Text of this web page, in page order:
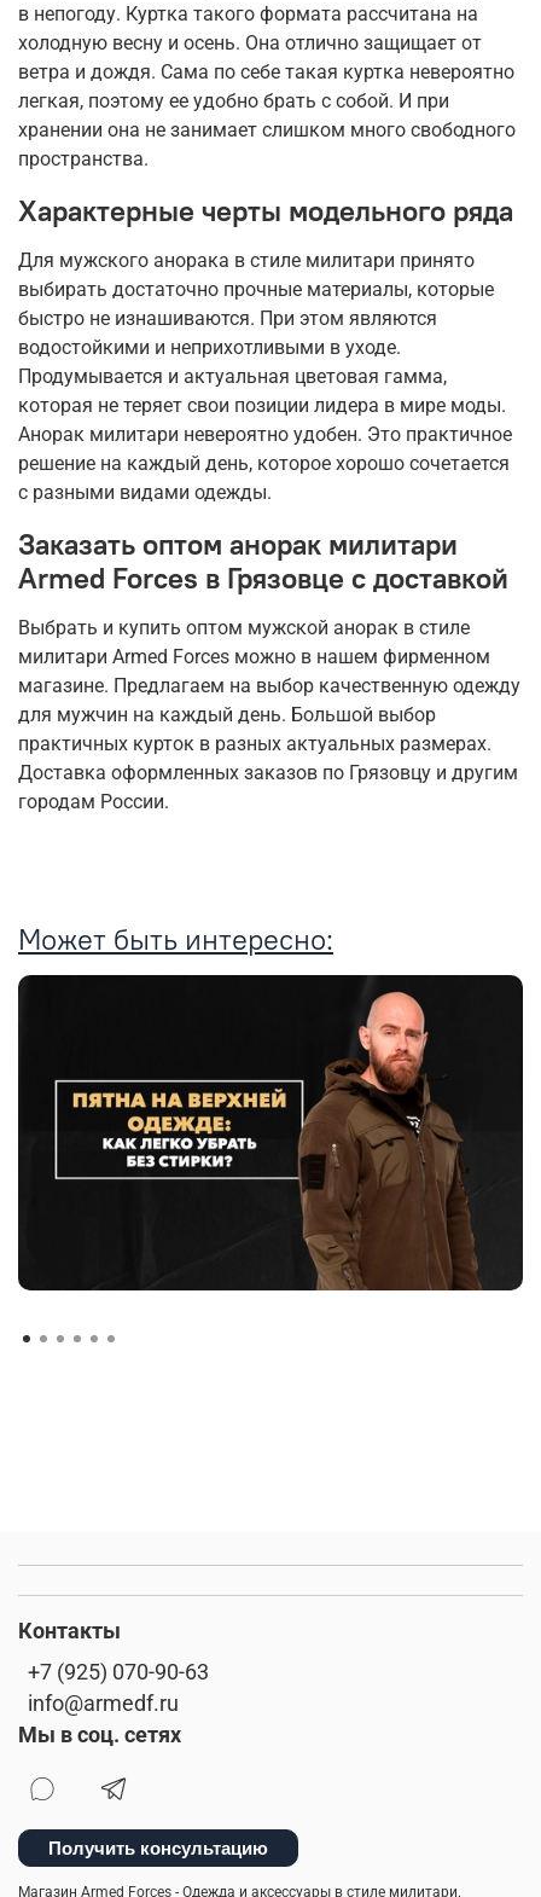
в непогоду. Куртка такого формата рассчитана на
холодную весну и осень. Она отлично защищает от
ветра и дождя. Сама по себе такая куртка невероятно
легкая, поэтому ее удобно брать с собой. И при
хранении она не занимает слишком много свободного
пространства.
Характерные черты модельного ряда
Для мужского анорака в стиле милитари принято
выбирать достаточно прочные материалы, которые
быстро не изнашиваются. При этом являются
водостойкими и неприхотливыми в уходе.
Продумывается и актуальная цветовая гамма,
которая не теряет свои позиции лидера в мире моды.
Анорак милитари невероятно удобен. Это практичное
решение на каждый день, которое хорошо сочетается
с разными видами одежды.
Заказать оптом анорак милитари
Armed Forces в Грязовце с доставкой
Выбрать и купить оптом мужской анорак в стиле
милитари Armed Forces можно в нашем фирменном
магазине. Предлагаем на выбор качественную одежду
для мужчин на каждый день. Большой выбор
практичных курток в разных актуальных размерах.
Доставка оформленных заказов по Грязовцу и другим
городам России.
Может быть интересно:
Контакты
+7 (925) 070-90-63
info@armedf.ru
Мы в соц. сетях
Получить консультацию
Магазин Armed Forces - Одежда и аксессуары в стиле милитари.